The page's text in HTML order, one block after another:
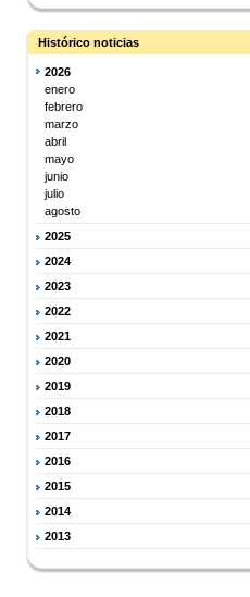
Histórico noticias
2026
enero
febrero
marzo
abril
mayo
junio
julio
agosto
2025
2024
2023
2022
2021
2020
2019
2018
2017
2016
2015
2014
2013